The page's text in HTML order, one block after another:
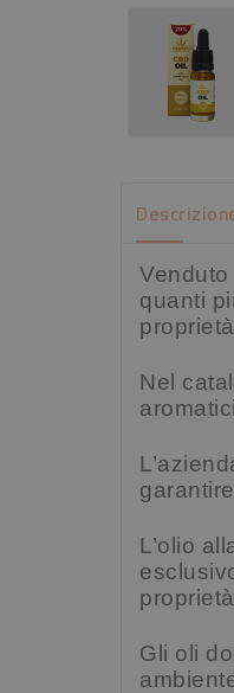
Venduto
quanti
Nel
L’olio
Gli oli